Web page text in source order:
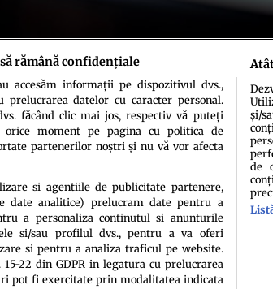
Politica de confidenţialitatePolitica de cookies
rămână confidențiale
accesăm informații pe dispozitivul dvs.,
datelor cu caracter personal.
făcând clic mai jos, respectiv vă puteți
moment pe pagina cu politica de
partenerilor noștri și nu vă vor afecta
si agentiile de publicitate partenere,
analitice) prelucram date pentru a
a personaliza continutul si anunturile
si/sau profilul dvs., pentru a va oferi
si pentru a analiza traficul pe website.
22 din GDPR in legatura cu prelucrarea
pot fi exercitate prin modalitatea indicata
și/
de